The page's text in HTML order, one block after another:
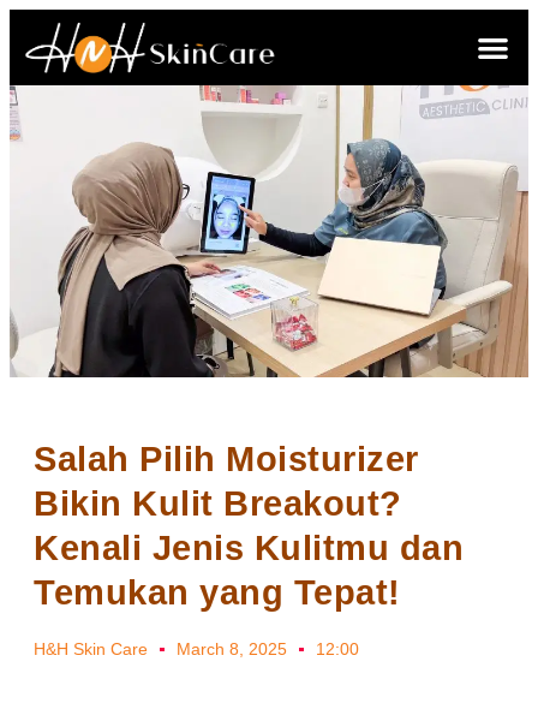
Salah Pilih Moisturizer
Bikin Kulit Breakout?
Kenali Jenis Kulitmu dan
Temukan yang Tepat!
H&H Skin Care March 8, 2025 12:00